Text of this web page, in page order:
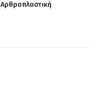
Αρθροπλαστική